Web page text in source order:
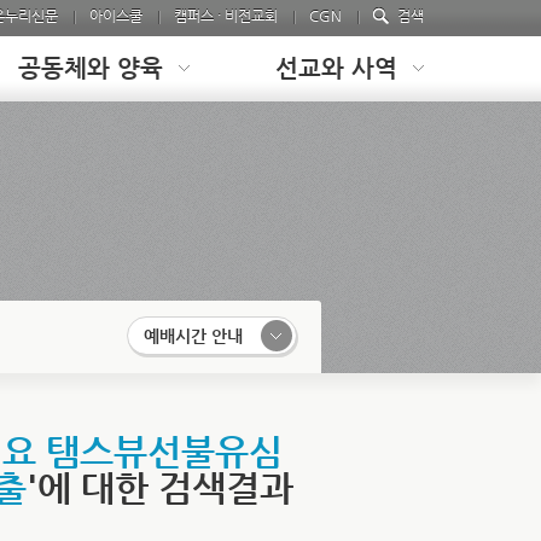
누리신문 아이스쿨 캠퍼스 · 비전교회 CGN 검색
공동체와 양육 선교와 사역
예배시간 안내
탬스뷰선불유심
'에 대한 검색결과